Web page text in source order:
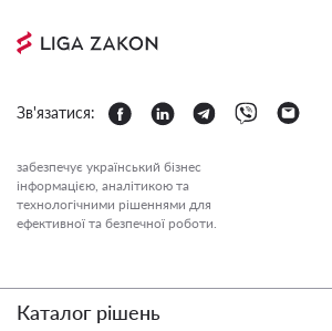
Зв'язатися:
забезпечує український бізнес
інформацією, аналітикою та
технологічними рішеннями для
ефективної та безпечної роботи.
Каталог рішень